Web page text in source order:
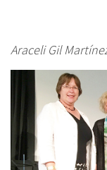
Araceli Gil